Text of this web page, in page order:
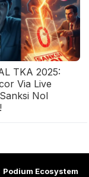
TKA 2025:
Via Live
Nol
Podium Ecosystem